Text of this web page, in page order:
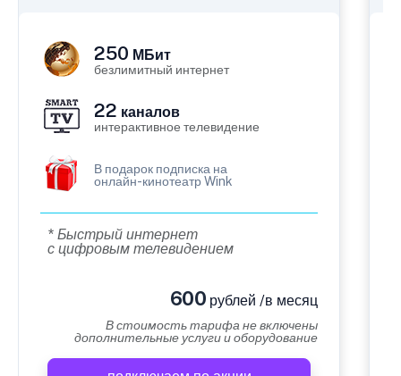
250 МБит
безлимитный интернет
22 каналов
интерактивное телевидение
В подарок подписка на
онлайн-кинотеатр Wink
* Быстрый интернет
с цифровым телевидением
600 рублей /в месяц
В стоимость тарифа не включены
дополнительные услуги и оборудование